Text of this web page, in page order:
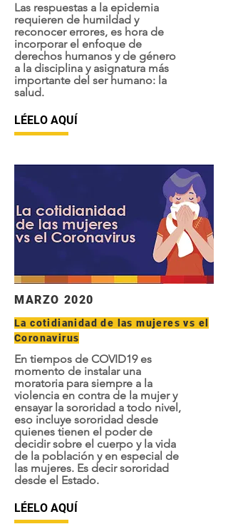
Las respuestas a la epidemia
requieren de humildad y
reconocer errores, es hora de
incorporar el enfoque de
derechos humanos y de género
a la disciplina y asignatura más
importante del ser humano: la
salud.
LÉELO AQUÍ
MARZO 2020
La cotidianidad de las mujeres vs el
Coronavirus
En tiempos de COVID19 es
momento de instalar una
moratoria para siempre a la
violencia en contra de la mujer y
ensayar la sororidad a todo nivel,
eso incluye sororidad desde
quienes tienen el poder de
decidir sobre el cuerpo y la vida
de la población y en especial de
las mujeres. Es decir sororidad
desde el Estado.
LÉELO AQUÍ